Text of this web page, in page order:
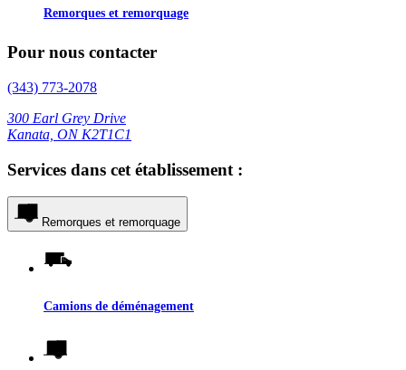
Remorques et remorquage
Pour nous contacter
(343) 773-2078
300 Earl Grey Drive
Kanata, ON K2T1C1
Services dans cet établissement :
Remorques et remorquage
Camions de déménagement